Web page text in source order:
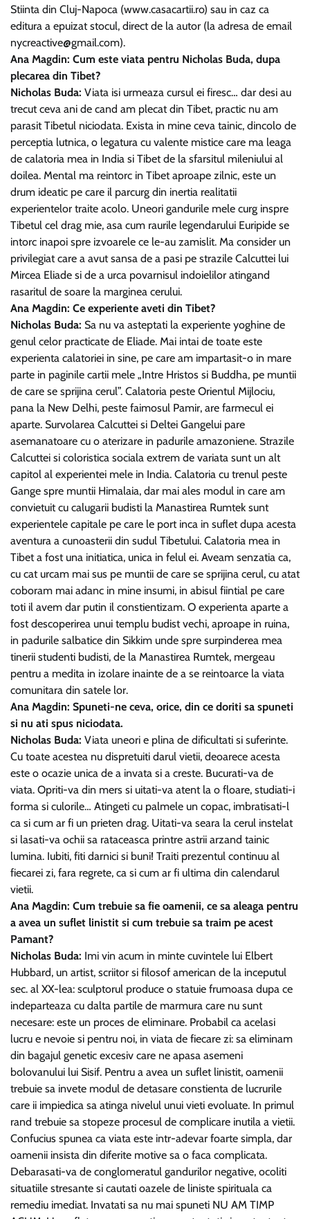
Stiinta din Cluj-Napoca (www.casacartii.ro) sau in caz ca
editura a epuizat stocul, direct de la autor (la adresa de email
nycreactive@gmail.com).
Ana Magdin: Cum este viata pentru Nicholas Buda, dupa
plecarea din Tibet?
Nicholas Buda: Viata isi urmeaza cursul ei firesc… dar desi au
trecut ceva ani de cand am plecat din Tibet, practic nu am
parasit Tibetul niciodata. Exista in mine ceva tainic, dincolo de
perceptia lutnica, o legatura cu valente mistice care ma leaga
de calatoria mea in India si Tibet de la sfarsitul mileniului al
doilea. Mental ma reintorc in Tibet aproape zilnic, este un
drum ideatic pe care il parcurg din inertia realitatii
experientelor traite acolo. Uneori gandurile mele curg inspre
Tibetul cel drag mie, asa cum raurile legendarului Euripide se
intorc inapoi spre izvoarele ce le-au zamislit. Ma consider un
privilegiat care a avut sansa de a pasi pe strazile Calcuttei lui
Mircea Eliade si de a urca povarnisul indoielilor atingand
rasaritul de soare la marginea cerului.
Ana Magdin: Ce experiente aveti din Tibet?
Nicholas Buda: Sa nu va asteptati la experiente yoghine de
genul celor practicate de Eliade. Mai intai de toate este
experienta calatoriei in sine, pe care am impartasit-o in mare
parte in paginile cartii mele „Intre Hristos si Buddha, pe muntii
de care se sprijina cerul”. Calatoria peste Orientul Mijlociu,
pana la New Delhi, peste faimosul Pamir, are farmecul ei
aparte. Survolarea Calcuttei si Deltei Gangelui pare
asemanatoare cu o aterizare in padurile amazoniene. Strazile
Calcuttei si coloristica sociala extrem de variata sunt un alt
capitol al experientei mele in India. Calatoria cu trenul peste
Gange spre muntii Himalaia, dar mai ales modul in care am
convietuit cu calugarii budisti la Manastirea Rumtek sunt
experientele capitale pe care le port inca in suflet dupa acesta
aventura a cunoasterii din sudul Tibetului. Calatoria mea in
Tibet a fost una initiatica, unica in felul ei. Aveam senzatia ca,
cu cat urcam mai sus pe muntii de care se sprijina cerul, cu atat
coboram mai adanc in mine insumi, in abisul fiintial pe care
toti il avem dar putin il constientizam. O experienta aparte a
fost descoperirea unui templu budist vechi, aproape in ruina,
in padurile salbatice din Sikkim unde spre surpinderea mea
tinerii studenti budisti, de la Manastirea Rumtek, mergeau
pentru a medita in izolare inainte de a se reintoarce la viata
comunitara din satele lor.
Ana Magdin: Spuneti-ne ceva, orice, din ce doriti sa spuneti
si nu ati spus niciodata.
Nicholas Buda: Viata uneori e plina de dificultati si suferinte.
Cu toate acestea nu dispretuiti darul vietii, deoarece acesta
este o ocazie unica de a invata si a creste. Bucurati-va de
viata. Opriti-va din mers si uitati-va atent la o floare, studiati-i
forma si culorile… Atingeti cu palmele un copac, imbratisati-l
ca si cum ar fi un prieten drag. Uitati-va seara la cerul instelat
si lasati-va ochii sa rataceasca printre astrii arzand tainic
lumina. Iubiti, fiti darnici si buni! Traiti prezentul continuu al
fiecarei zi, fara regrete, ca si cum ar fi ultima din calendarul
vietii.
Ana Magdin: Cum trebuie sa fie oamenii, ce sa aleaga pentru
a avea un suflet linistit si cum trebuie sa traim pe acest
Pamant?
Nicholas Buda: Imi vin acum in minte cuvintele lui Elbert
Hubbard, un artist, scriitor si filosof american de la inceputul
sec. al XX-lea: sculptorul produce o statuie frumoasa dupa ce
indeparteaza cu dalta partile de marmura care nu sunt
necesare: este un proces de eliminare. Probabil ca acelasi
lucru e nevoie si pentru noi, in viata de fiecare zi: sa eliminam
din bagajul genetic excesiv care ne apasa asemeni
bolovanului lui Sisif. Pentru a avea un suflet linistit, oamenii
trebuie sa invete modul de detasare constienta de lucrurile
care ii impiedica sa atinga nivelul unui vieti evoluate. In primul
rand trebuie sa stopeze procesul de complicare inutila a vietii.
Confucius spunea ca viata este intr-adevar foarte simpla, dar
oamenii insista din diferite motive sa o faca complicata.
Debarasati-va de conglomeratul gandurilor negative, ocoliti
situatiile stresante si cautati oazele de liniste spirituala ca
remediu imediat. Invatati sa nu mai spuneti NU AM TIMP